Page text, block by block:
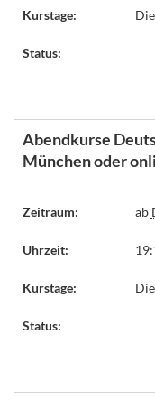
Kurstage:
Status:
Abendkurse
München oder
Zeitraum: ab
Uhrzeit:
Kurstage:
Status: